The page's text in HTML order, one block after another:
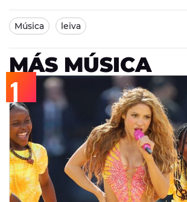
Música leiva
MÁS MÚSICA